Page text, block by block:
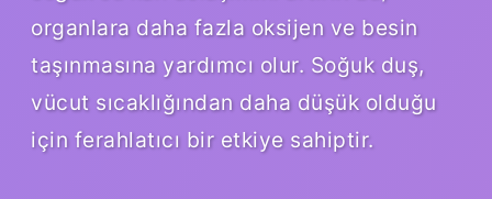
organlara daha fazla oksijen ve besin
taşınmasına yardımcı olur. Soğuk duş,
vücut sıcaklığından daha düşük olduğu
için ferahlatıcı bir etkiye sahiptir.